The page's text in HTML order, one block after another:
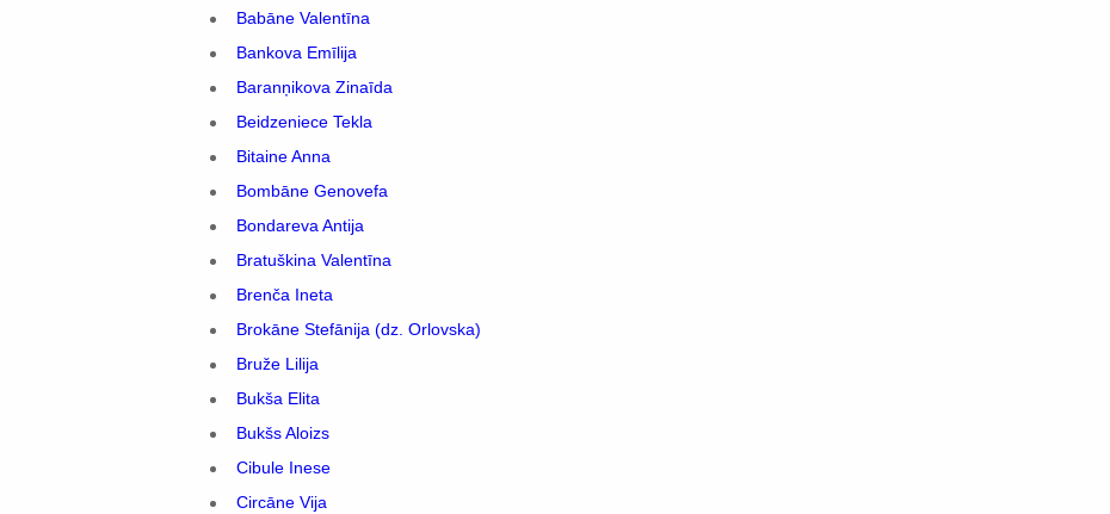
Babāne Valentīna
Bankova Emīlija
Baranņikova Zinaīda
Beidzeniece Tekla
Bitaine Anna
Bombāne Genovefa
Bondareva Antija
Bratuškina Valentīna
Brenča Ineta
Brokāne Stefānija (dz. Orlovska)
Bruže Lilija
Bukša Elita
Bukšs Aloizs
Cibule Inese
Circāne Vija